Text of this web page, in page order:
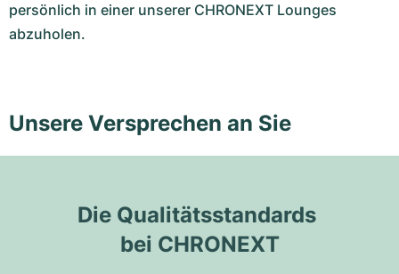
persönlich in einer unserer CHRONEXT Lounges
abzuholen.
Unsere Versprechen an Sie
Die Qualitätsstandards
bei CHRONEXT